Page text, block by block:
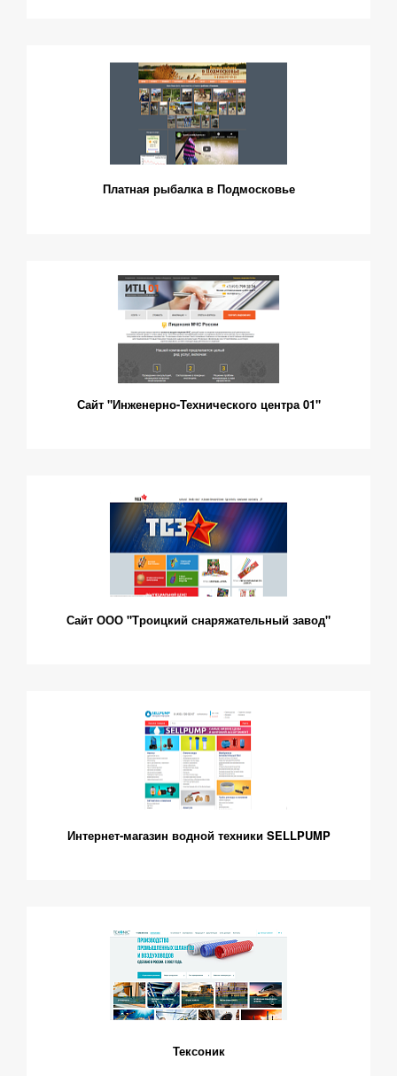
Платная рыбалка в Подмосковье
Сайт "Инженерно-Технического центра 01"
Сайт ООО "Троицкий снаряжательный завод"
Интернет-магазин водной техники SELLPUMP
Тексоник